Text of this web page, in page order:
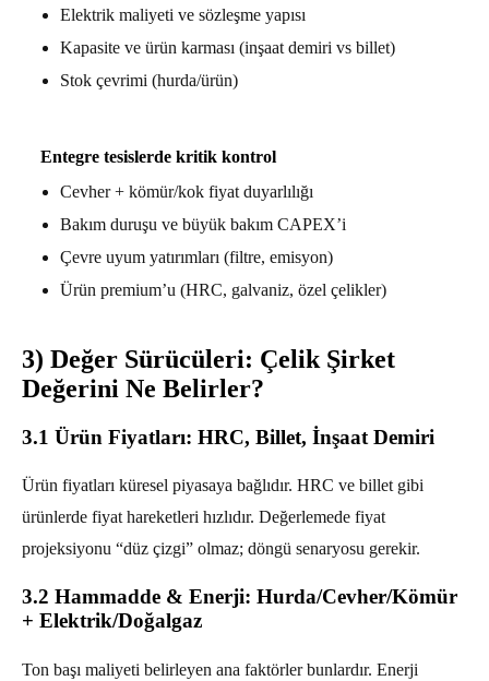
Elektrik maliyeti ve sözleşme yapısı
Kapasite ve ürün karması (inşaat demiri vs billet)
Stok çevrimi (hurda/ürün)
Entegre tesislerde kritik kontrol
Cevher + kömür/kok fiyat duyarlılığı
Bakım duruşu ve büyük bakım CAPEX’i
Çevre uyum yatırımları (filtre, emisyon)
Ürün premium’u (HRC, galvaniz, özel çelikler)
3) Değer Sürücüleri: Çelik Şirket
Değerini Ne Belirler?
3.1 Ürün Fiyatları: HRC, Billet, İnşaat Demiri
Ürün fiyatları küresel piyasaya bağlıdır. HRC ve billet gibi
ürünlerde fiyat hareketleri hızlıdır. Değerlemede fiyat
projeksiyonu “düz çizgi” olmaz; döngü senaryosu gerekir.
3.2 Hammadde & Enerji: Hurda/Cevher/Kömür
+ Elektrik/Doğalgaz
Ton başı maliyeti belirleyen ana faktörler bunlardır. Enerji